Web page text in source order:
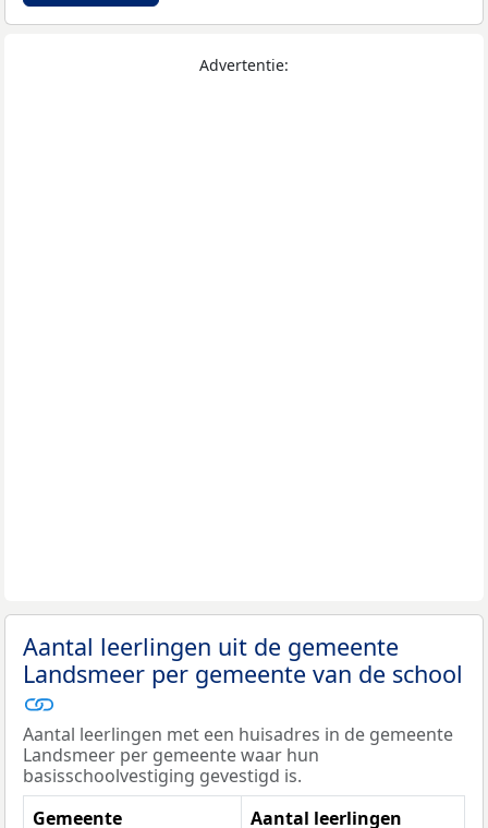
Advertentie:
Aantal leerlingen uit de gemeente
Landsmeer per gemeente van de school
Aantal leerlingen met een huisadres in de gemeente
Landsmeer per gemeente waar hun
basisschoolvestiging gevestigd is.
Gemeente
Aantal leerlingen